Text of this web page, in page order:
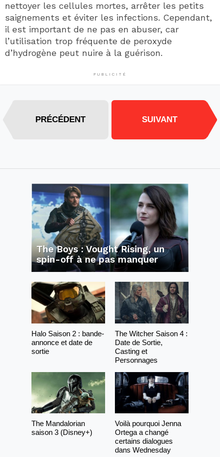
nettoyer les cellules mortes, arrêter les petits
saignements et éviter les infections. Cependant,
il est important de ne pas en abuser, car
l’utilisation trop fréquente de peroxyde
d’hydrogène peut nuire à la guérison.
PUBLICITÉ
PRÉCÉDENT SUIVANT
The Boys : Vought Rising, un
spin-off à ne pas manquer
Halo Saison 2 : bande-
annonce et date de
sortie
The Witcher Saison 4 :
Date de Sortie,
Casting et
Personnages
The Mandalorian
saison 3 (Disney+)
Voilà pourquoi Jenna
Ortega a changé
certains dialogues
dans Wednesday